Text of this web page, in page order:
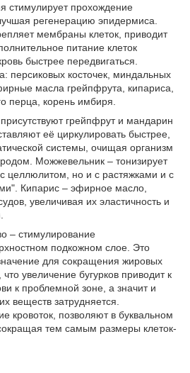
стимулирует прохождение
регенерацию эпидермиса.
мембраны клеток, приводит
питание клеток
быстрее передвигаться.
персиковых косточек, миндальных
масла грейпфрута, кипариса,
перца, корень имбиря.
грейпфрут и мандарин
её циркулировать быстрее,
системы, очищая организм
Можжевельник – тонизирует
целлюлитом, но и с растяжками и с
Кипарис – эфирное масло,
увеличивая их эластичность и
– стимулирование
подкожном слое. Это
для сокращения жировых
увеличение бугурков приводит к
к проблемной зоне, а значит и
веществ затрудняется.
кровоток, позволяют в буквальном
тем самым размеры клеток-